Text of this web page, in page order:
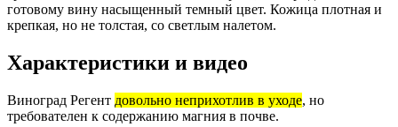
готовому вину насыщенный темный цвет. Кожица плотная и
крепкая, но не толстая, со светлым налетом.
Характеристики и видео
Виноград Регент довольно неприхотлив в уходе, но
требователен к содержанию магния в почве.